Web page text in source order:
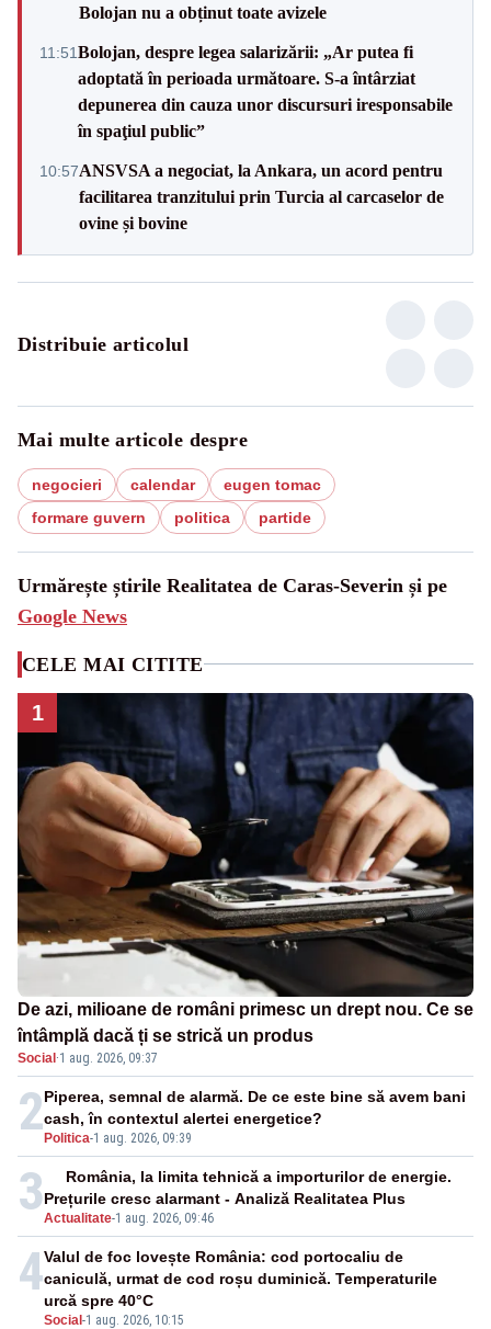
Bolojan nu a obținut toate avizele
11:51Bolojan, despre legea salarizării: „Ar putea fi
adoptată în perioada următoare. S-a întârziat
depunerea din cauza unor discursuri iresponsabile
în spaţiul public”
10:57ANSVSA a negociat, la Ankara, un acord pentru
facilitarea tranzitului prin Turcia al carcaselor de
ovine și bovine
Distribuie articolul
Mai multe articole despre
negocieri calendar
eugen tomac
formare guvern
politica partide
Urmărește știrile Realitatea de Caras-Severin și pe
Google News
CELE MAI CITITE
1
De azi, milioane de români primesc un drept nou. Ce se
întâmplă dacă ți se strică un produs
Social ·1 aug. 2026, 09:37
2 Politica-1 aug. 2026, 09:39
Piperea, semnal de alarmă. De ce este bine să avem bani
cash, în contextul alertei energetice?
3Actualitate-1 aug. 2026, 09:46
România, la limita tehnică a importurilor de energie.
Prețurile cresc alarmant - Analiză Realitatea Plus
4
Social -1 aug. 2026, 10:15
Valul de foc lovește România: cod portocaliu de
caniculă, urmat de cod roșu duminică. Temperaturile
urcă spre 40°C